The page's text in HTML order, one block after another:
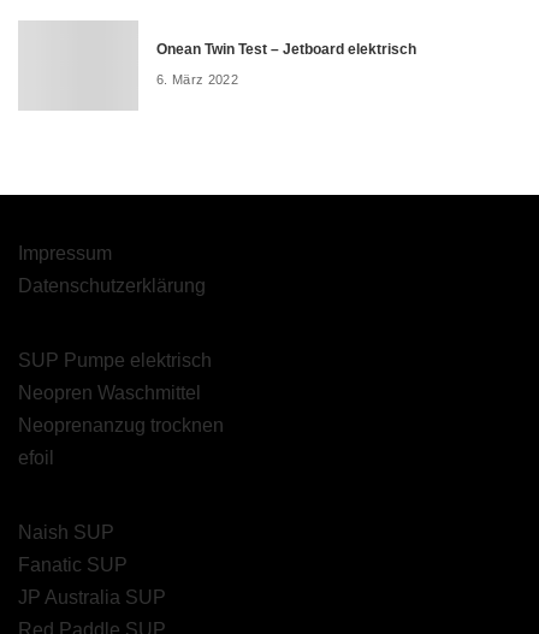
Onean Twin Test – Jetboard elektrisch
6. März 2022
Impressum
Datenschutzerklärung
SUP Pumpe elektrisch
Neopren Waschmittel
Neoprenanzug trocknen
efoil
Naish SUP
Fanatic SUP
JP Australia SUP
Red Paddle SUP